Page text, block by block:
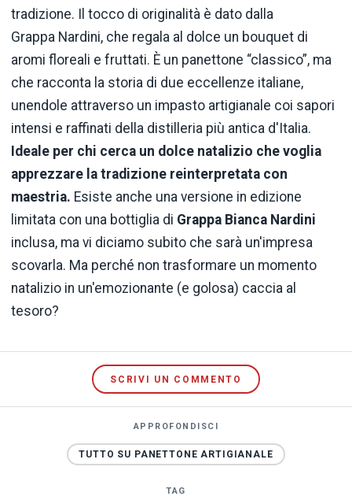
tradizione. Il tocco di originalità è dato dalla
Grappa Nardini, che regala al dolce un bouquet di
aromi floreali e fruttati. È un panettone “classico”, ma
che racconta la storia di due eccellenze italiane,
unendole attraverso un impasto artigianale coi sapori
intensi e raffinati della distilleria più antica d'Italia.
Ideale per chi cerca un dolce natalizio che voglia
apprezzare la tradizione reinterpretata con
maestria. Esiste anche una versione in edizione
limitata con una bottiglia di Grappa Bianca Nardini
inclusa, ma vi diciamo subito che sarà un'impresa
scovarla. Ma perché non trasformare un momento
natalizio in un'emozionante (e golosa) caccia al
tesoro?
SCRIVI UN COMMENTO
APPROFONDISCI
TUTTO SU PANETTONE ARTIGIANALE
TAG